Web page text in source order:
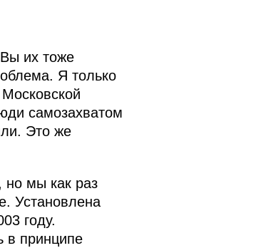
их тоже
Я только
самозахватом
Это же
мы как раз
Установлена
году.
в принципе